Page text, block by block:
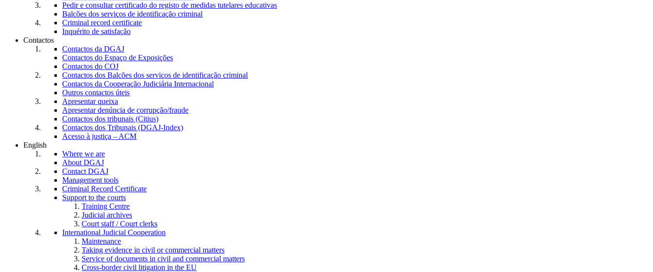
Pedir e consultar certificado do registo de medidas tutelares educativas
Balcões dos serviços de identificação criminal
Criminal record certificate
Inquérito de satisfação
Contactos
Contactos da DGAJ
Contactos do Espaço de Exposições
Contactos do COJ
Contactos dos Balcões dos serviços de identificação criminal
Contactos da Cooperação Judiciária Internacional
Outros contactos úteis
Apresentar queixa
Apresentar denúncia de corrupção/fraude
Contactos dos tribunais (Citius)
Contactos dos Tribunais (DGAJ-Index)
Acesso à justiça – ACM
English
Where we are
About DGAJ
Contact DGAJ
Management tools
Criminal Record Certificate
Support to the courts
Training Centre
Judicial archives
Court staff / Court clerks
International Judicial Cooperation
Maintenance
Taking evidence in civil or commercial matters
Service of documents in civil and commercial matters​​
Cross-border civil litigation in the EU